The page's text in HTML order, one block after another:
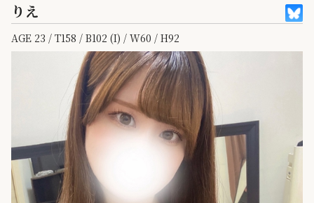
りえ
AGE 23 / T158 / B102 (I) / W60 / H92